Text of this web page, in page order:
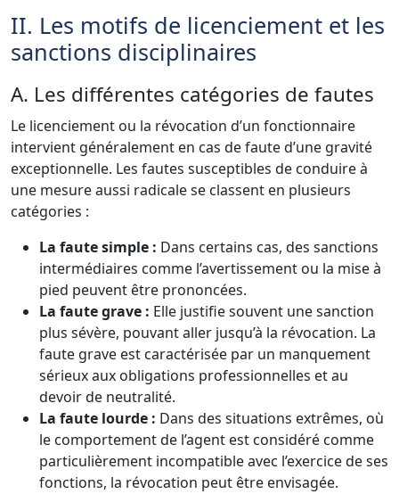
II. Les motifs de licenciement et les
sanctions disciplinaires
A. Les différentes catégories de fautes
Le licenciement ou la révocation d’un fonctionnaire
intervient généralement en cas de faute d’une gravité
exceptionnelle. Les fautes susceptibles de conduire à
une mesure aussi radicale se classent en plusieurs
catégories :
La faute simple : Dans certains cas, des sanctions
intermédiaires comme l’avertissement ou la mise à
pied peuvent être prononcées.
La faute grave : Elle justifie souvent une sanction
plus sévère, pouvant aller jusqu’à la révocation. La
faute grave est caractérisée par un manquement
sérieux aux obligations professionnelles et au
devoir de neutralité.
La faute lourde : Dans des situations extrêmes, où
le comportement de l’agent est considéré comme
particulièrement incompatible avec l’exercice de ses
fonctions, la révocation peut être envisagée.